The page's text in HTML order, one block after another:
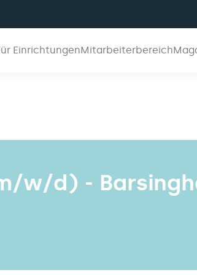
EinrichtungenMitarbeiterbereich
w/d) -